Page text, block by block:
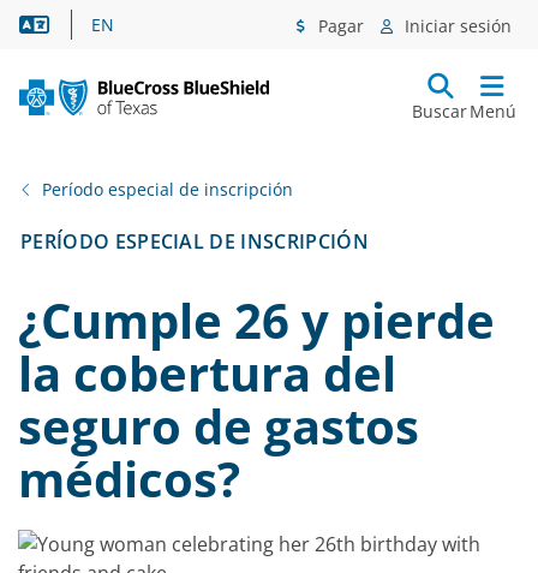
Asistencia lingüística
EN Pagar Iniciar sesión
BuscarMenú
Período especial de inscripción
PERÍODO ESPECIAL DE INSCRIPCIÓN
¿Cumple 26 y pierde
la cobertura del
seguro de gastos
médicos?